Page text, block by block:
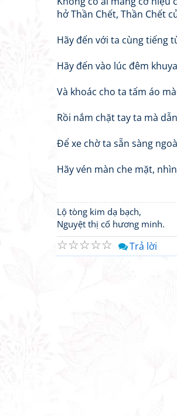
hở Thần Chết, Thần Chết
Hãy đến với ta cùng tiếng
Hãy đến vào lúc đêm
Và khoác cho ta tấm áo
Rồi nắm chặt tay ta mà
Để xe chờ ta sẵn sàng
Hãy vén màn che mặt,
Lộ tòng kim dạ bạch,
Nguyệt thị cố hương minh.
☆
☆
☆
☆
☆ Trả lời